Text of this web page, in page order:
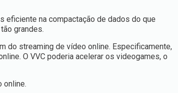
eficiente na compactação de dados do que
grandes.
do streaming de vídeo online. Especificamente,
O VVC poderia acelerar os videogames, o
online.